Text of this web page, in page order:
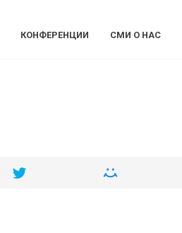
КОНФЕРЕНЦИИ СМИ О НАС